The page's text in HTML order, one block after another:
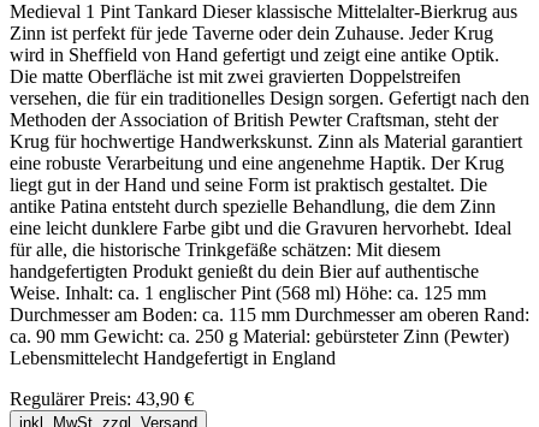
Medieval 1 Pint Tankard Dieser klassische Mittelalter-Bierkrug aus
Zinn ist perfekt für jede Taverne oder dein Zuhause. Jeder Krug
wird in Sheffield von Hand gefertigt und zeigt eine antike Optik.
Die matte Oberfläche ist mit zwei gravierten Doppelstreifen
versehen, die für ein traditionelles Design sorgen. Gefertigt nach den
Methoden der Association of British Pewter Craftsman, steht der
Krug für hochwertige Handwerkskunst. Zinn als Material garantiert
eine robuste Verarbeitung und eine angenehme Haptik. Der Krug
liegt gut in der Hand und seine Form ist praktisch gestaltet. Die
antike Patina entsteht durch spezielle Behandlung, die dem Zinn
eine leicht dunklere Farbe gibt und die Gravuren hervorhebt. Ideal
für alle, die historische Trinkgefäße schätzen: Mit diesem
handgefertigten Produkt genießt du dein Bier auf authentische
Weise. Inhalt: ca. 1 englischer Pint (568 ml) Höhe: ca. 125 mm
Durchmesser am Boden: ca. 115 mm Durchmesser am oberen Rand:
ca. 90 mm Gewicht: ca. 250 g Material: gebürsteter Zinn (Pewter)
Lebensmittelecht Handgefertigt in England
Regulärer Preis: 43,90 €
inkl. MwSt. zzgl. Versand